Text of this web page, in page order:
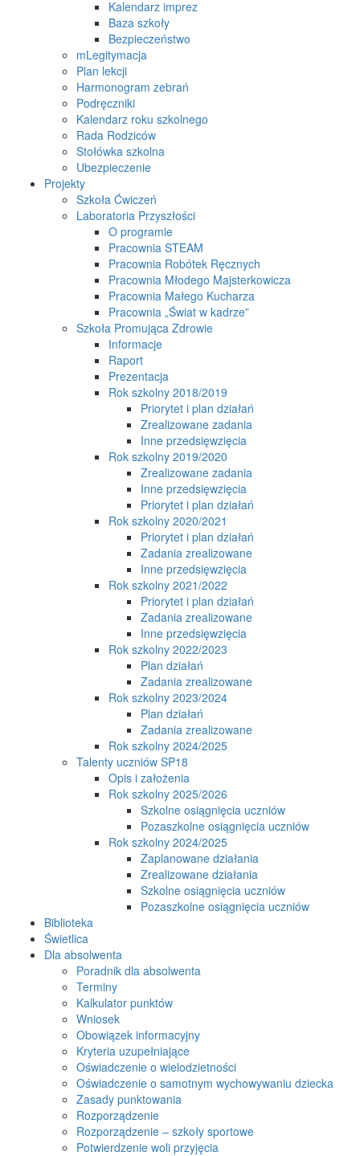
Kalendarz imprez
Baza szkoły
Bezpieczeństwo
mLegitymacja
Plan lekcji
Harmonogram zebrań
Podręczniki
Kalendarz roku szkolnego
Rada Rodziców
Stołówka szkolna
Ubezpieczenie
Projekty
Szkoła Ćwiczeń
Laboratoria Przyszłości
O programie
Pracownia STEAM
Pracownia Robótek Ręcznych
Pracownia Młodego Majsterkowicza
Pracownia Małego Kucharza
Pracownia „Świat w kadrze”
Szkoła Promująca Zdrowie
Informacje
Raport
Prezentacja
Rok szkolny 2018/2019
Priorytet i plan działań
Zrealizowane zadania
Inne przedsięwzięcia
Rok szkolny 2019/2020
Zrealizowane zadania
Inne przedsięwzięcia
Priorytet i plan działań
Rok szkolny 2020/2021
Priorytet i plan działań
Zadania zrealizowane
Inne przedsięwzięcia
Rok szkolny 2021/2022
Priorytet i plan działań
Zadania zrealizowane
Inne przedsięwzięcia
Rok szkolny 2022/2023
Plan działań
Zadania zrealizowane
Rok szkolny 2023/2024
Plan działań
Zadania zrealizowane
Rok szkolny 2024/2025
Talenty uczniów SP18
Opis i założenia
Rok szkolny 2025/2026
Szkolne osiągnięcia uczniów
Pozaszkolne osiągnięcia uczniów
Rok szkolny 2024/2025
Zaplanowane działania
Zrealizowane działania
Szkolne osiągnięcia uczniów
Pozaszkolne osiągnięcia uczniów
Biblioteka
Świetlica
Dla absolwenta
Poradnik dla absolwenta
Terminy
Kalkulator punktów
Wniosek
Obowiązek informacyjny
Kryteria uzupełniające
Oświadczenie o wielodzietności
Oświadczenie o samotnym wychowywaniu dziecka
Zasady punktowania
Rozporządzenie
Rozporządzenie – szkoły sportowe
Potwierdzenie woli przyjęcia